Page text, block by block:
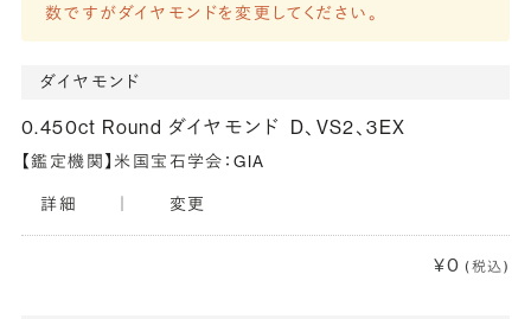
数ですがダイヤモンドを変更してください。
ダイヤモンド
0.450ct Round ダイヤモンド D、VS2、3EX
【鑑定機関】米国宝石学会：GIA
詳細 変更
¥0 (税込)